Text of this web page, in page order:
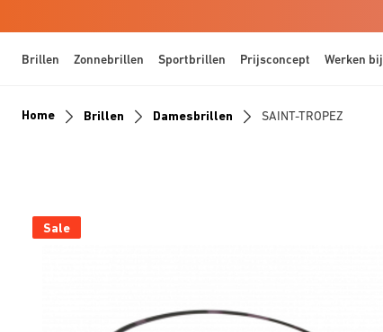
Brillen Zonnebrillen Sportbrillen Prijsconcept Werken bij
Home Brillen Damesbrillen SAINT-TROPEZ
Sale